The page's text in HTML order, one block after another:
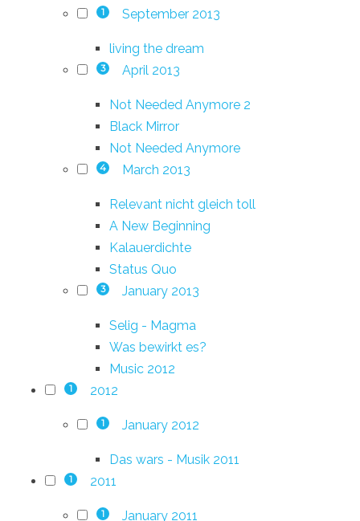
1 September 2013
living the dream
3 April 2013
Not Needed Anymore 2
Black Mirror
Not Needed Anymore
4 March 2013
Relevant nicht gleich toll
A New Beginning
Kalauerdichte
Status Quo
3 January 2013
Selig - Magma
Was bewirkt es?
Music 2012
1 2012
1 January 2012
Das wars - Musik 2011
1 2011
1 January 2011